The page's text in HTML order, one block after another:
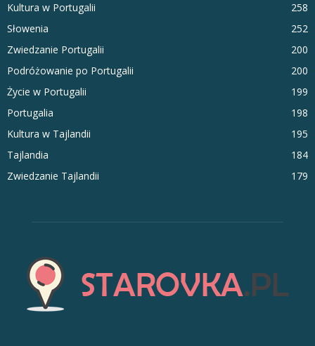
Kultura w Portugalii
258
Słowenia
252
Zwiedzanie Portugalii
200
Podróżowanie po Portugalii
200
Życie w Portugalii
199
Portugalia
198
Kultura w Tajlandii
195
Tajlandia
184
Zwiedzanie Tajlandii
179